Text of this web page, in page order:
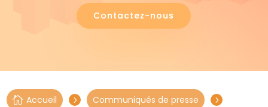
Contactez-nous
 Accueil 5 Communiqués de presse 5